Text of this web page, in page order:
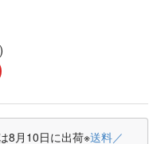
8月10日に出荷※送料／